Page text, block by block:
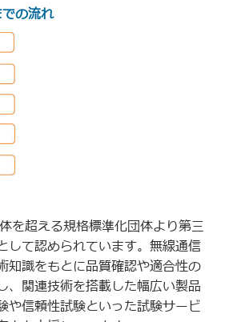
の流れ
を超える規格標準化団体より第三
して認められています。無線通信
知識をもとに品質確認や適合性の
、関連技術を搭載した幅広い製品
や信頼性試験といった試験サービ